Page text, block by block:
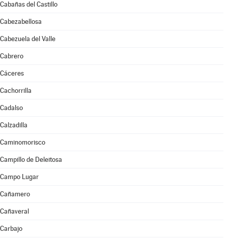
Cabañas del Castillo
Cabezabellosa
Cabezuela del Valle
Cabrero
Cáceres
Cachorrilla
Cadalso
Calzadilla
Caminomorisco
Campillo de Deleitosa
Campo Lugar
Cañamero
Cañaveral
Carbajo